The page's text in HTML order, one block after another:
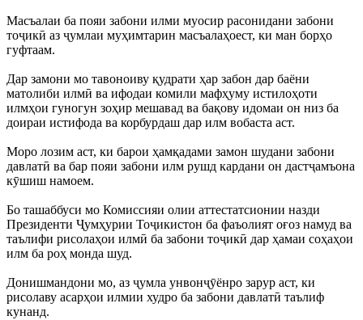
Масъалаи ба пояи забони илми муосир расонидани забони
тоҷикӣ аз ҷумлаи муҳимтарин масъалаҳоест, ки ман борҳо
гуфтаам.
Дар замони мо тавоноиву қудрати ҳар забон дар баёни
матолиби илмӣ ва ифодаи комили мафҳуму истилоҳоти
илмҳои гуногун зоҳир мешавад ва бақову идомаи он низ ба
доираи истифода ва корбурдаш дар илм вобаста аст.
Моро лозим аст, ки барои ҳамқадами замон шудани забони
давлатӣ ва бар пояи забони илм рушд кардани он дастҷамъона
кӯшиш намоем.
Бо ташаббуси мо Комиссияи олии аттестатсионии назди
Президенти Ҷумҳурии Тоҷикистон ба фаъолият оғоз намуд ва
таълифи рисолаҳои илмӣ ба забони тоҷикӣ дар ҳамаи соҳаҳои
илм ба роҳ монда шуд.
Донишмандони мо, аз ҷумла унвонҷӯёнро зарур аст, ки
рисолаву асарҳои илмии худро ба забони давлатӣ таълиф
кунанд.